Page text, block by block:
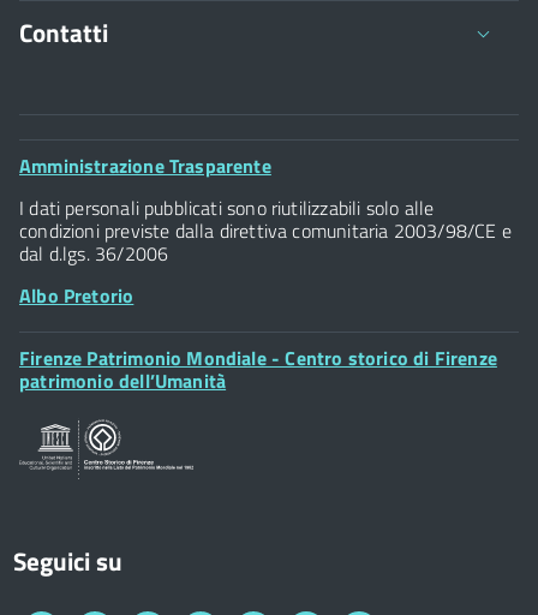
Contatti
Comune di Firenze
Palazzo Vecchio
Piazza della Signoria - 50122, Firenze
P.IVA 01307110484
Posta Elettronica Certificata
Footer
Amministrazione Trasparente
I dati personali pubblicati sono riutilizzabili solo alle
condizioni previste dalla direttiva comunitaria 2003/98/CE e
dal d.lgs. 36/2006
Albo Pretorio
Footer
Widget
Firenze Patrimonio Mondiale - Centro storico di Firenze
patrimonio dell’Umanità
Seguici su